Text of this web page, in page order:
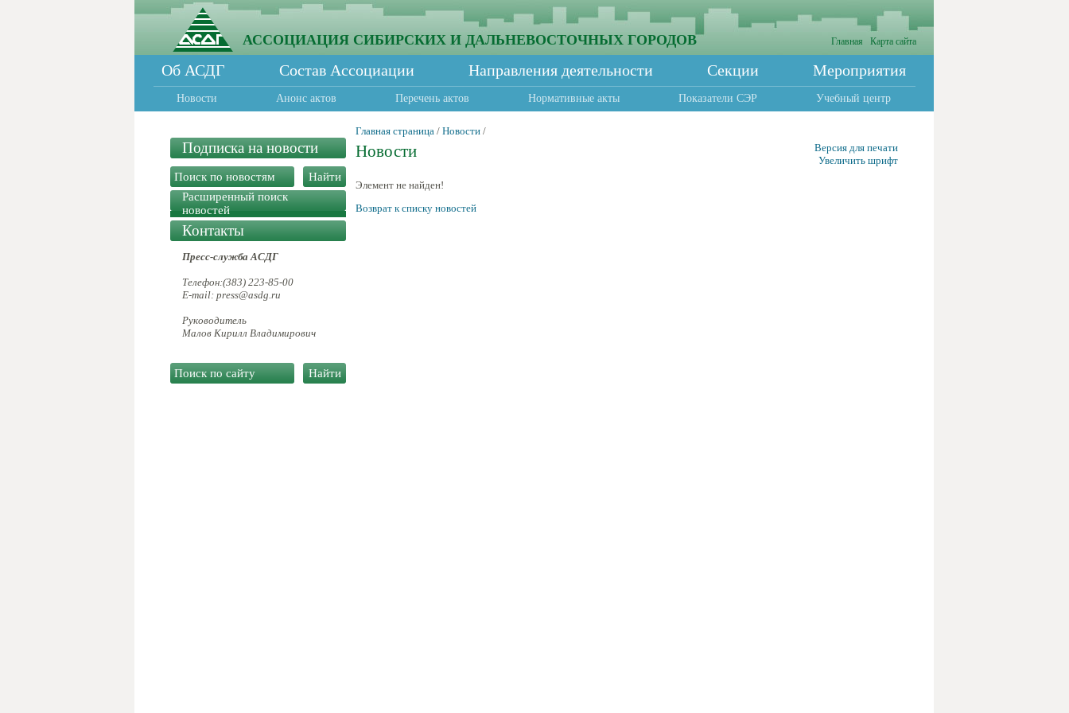
АССОЦИАЦИЯ СИБИРСКИХ И ДАЛЬНЕВОСТОЧНЫХ ГОРОДОВ Главная Карта сайта
Об АСДГ Состав Ассоциации Направления деятельности Секции Мероприятия
Новости Анонс актов Перечень актов Нормативные акты Показатели СЭР Учебный центр
Подписка на новости
Расширенный поиск
новостей
Контакты
Пресс-служба АСДГ
Телефон:(383) 223-85-00
E-mail: press@asdg.ru
Руководитель
Малов Кирилл Владимирович
Главная страница / Новости /
Новости
Версия для печати
Увеличить шрифт
Элемент не найден!
Возврат к списку новостей